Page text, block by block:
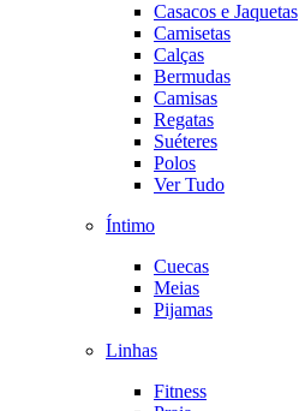
Casacos e Jaquetas
Camisetas
Calças
Bermudas
Camisas
Regatas
Suéteres
Polos
Ver Tudo
Íntimo
Cuecas
Meias
Pijamas
Linhas
Fitness